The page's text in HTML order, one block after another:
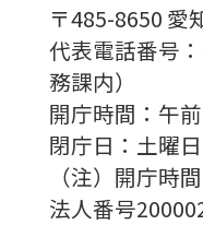
〒485-8650 愛
代表電話番号
務課内）
開庁時間：午
閉庁日：土曜
（注）開庁時
法人番号